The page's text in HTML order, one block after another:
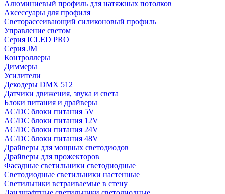
Алюминиевый профиль для натяжных потолков
Аксессуары для профиля
Светорассеивающий силиконовый профиль
Управление светом
Серия ICLED PRO
Серия JM
Контроллеры
Диммеры
Усилители
Декодеры DMX 512
Датчики движения, звука и света
Блоки питания и драйверы
AC/DC блоки питания 5V
AC/DC блоки питания 12V
AC/DC блоки питания 24V
AC/DC блоки питания 48V
Драйверы для мощных светодиодов
Драйверы для прожекторов
Фасадные светильники светодиодные
Светодиодные светильники настенные
Светильники встраиваемые в стену